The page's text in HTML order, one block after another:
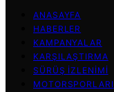
ANASAYFA
HABERLER
KAMPANYALAR
KARŞILAŞTIRMA
SÜRÜŞ İZLENIMI
MOTORSPORLARI